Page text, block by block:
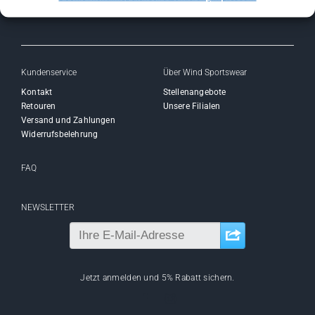
Kundenservice
Kontakt
Retouren
Versand und Zahlungen
Widerrufsbelehrung
Über Wind Sportswear
Stellenangebote
Unsere Filialen
FAQ
NEWSLETTER
Jetzt anmelden und 5% Rabatt sichern.